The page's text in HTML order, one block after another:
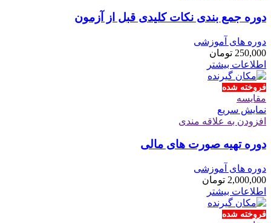
دوره جمع بندی نکات کلیدی قبل از آزمون
دوره های آموزشی
250,000 تومان
اطلاعات بیشتر
فروخته شده
مقايسه
نمایش سریع
افزودن به علاقه مندی
دوره تهیه صورت های مالی
دوره های آموزشی
2,000,000 تومان
اطلاعات بیشتر
فروخته شده